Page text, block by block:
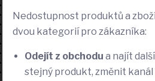
Nedostupnost produktů a
dvou kategorií pro zákazníka:
Odejít z obchodu a najít
stejný produkt, změnit